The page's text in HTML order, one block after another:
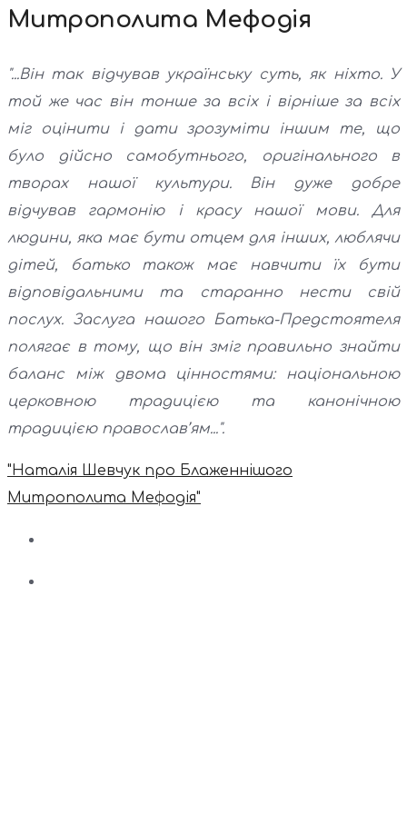
Митрополита Мефодія
"...Він так відчував українську суть, як ніхто. У
той же час він тонше за всіх і вірніше за всіх
міг оцінити і дати зрозуміти іншим те, що
було дійсно самобутнього, оригінального в
творах нашої культури. Він дуже добре
відчував гармонію і красу нашої мови. Для
людини, яка має бути отцем для інших, люблячи
дітей, батько також має навчити їх бути
відповідальними та старанно нести свій
послух. Заслуга нашого Батька-Предстоятеля
полягає в тому, що він зміг правильно знайти
баланс між двома цінностями: національною
церковною традицією та канонічною
традицією православ’ям...".
"Наталія Шевчук про Блаженнішого
Митрополита Мефодія"